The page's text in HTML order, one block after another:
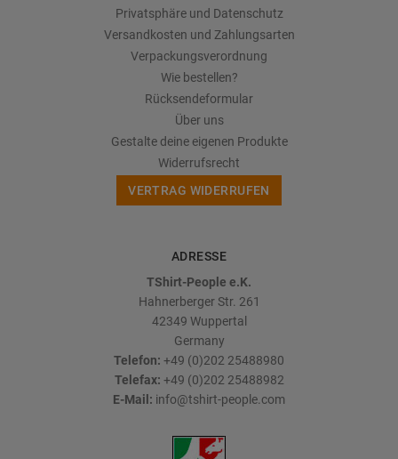
Privatsphäre und Datenschutz
Versandkosten und Zahlungsarten
Verpackungsverordnung
Wie bestellen?
Rücksendeformular
Über uns
Gestalte deine eigenen Produkte
Widerrufsrecht
VERTRAG WIDERRUFEN
ADRESSE
TShirt-People e.K.
Hahnerberger Str. 261
42349 Wuppertal
Germany
Telefon: +49 (0)202 25488980
Telefax: +49 (0)202 25488982
E-Mail: info@tshirt-people.com